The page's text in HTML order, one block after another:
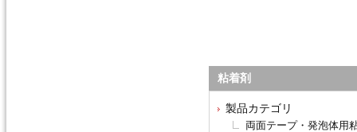
粘着剤
製品カテゴリ
両面テープ・発泡体用